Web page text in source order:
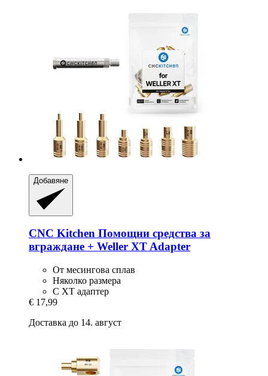
Добавяне
CNC Kitchen Помощни средства за
вграждане + Weller XT Adapter
От месингова сплав
Няколко размера
С XT адаптер
€ 17,99
Доставка до 14. август